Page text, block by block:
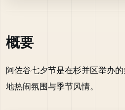
概要
阿佐谷七夕节是在杉并区举办
地热闹氛围与季节风情。